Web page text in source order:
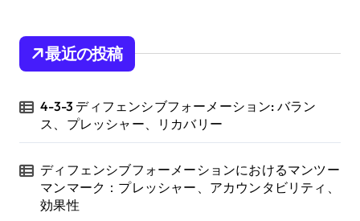
最近の投稿
4-3-3 ディフェンシブフォーメーション: バラン
ス、プレッシャー、リカバリー
ディフェンシブフォーメーションにおけるマンツー
マンマーク：プレッシャー、アカウンタビリティ、
効果性